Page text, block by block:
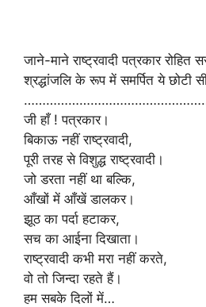
जाने-माने राष्ट्रवादी पत्रकार रोहित
श्रद्धांजलि के रूप में समर्पित ये छोटी
जी हाँ ! पत्रकार।
बिकाऊ नहीं राष्ट्रवादी,
पूरी तरह से विशुद्ध राष्ट्रवादी।
जो डरता नहीं था बल्कि,
आँखों में आँखें डालकर।
झूठ का पर्दा हटाकर,
सच का आईना दिखाता।
राष्ट्रवादी कभी मरा नहीं करते,
वो तो जिन्दा रहते हैं।
हम सबके दिलों में…